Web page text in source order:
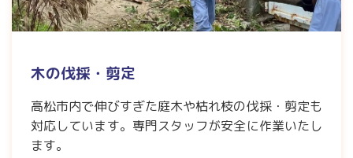
木の伐採・剪定
高松市内で伸びすぎた庭木や枯れ枝の伐採・剪定も
対応しています。専門スタッフが安全に作業いたし
ます。